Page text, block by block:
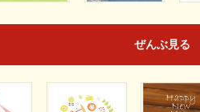
ぜんぶ見る